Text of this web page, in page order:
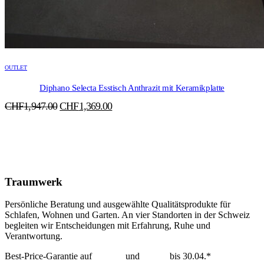
OUTLET
Diphano Selecta Esstisch Anthrazit mit Keramikplatte
CHF1,947.00Ursprünglicher
CHF1,369.00Aktueller
Traumwerk
Persönliche Beratung und ausgewählte Qualitätsprodukte für
Schlafen, Wohnen und Garten. An vier Standorten in der Schweiz
begleiten wir Entscheidungen mit Erfahrung, Ruhe und
Verantwortung.
Best-Price-Garantie auf
und bis 30.04.*